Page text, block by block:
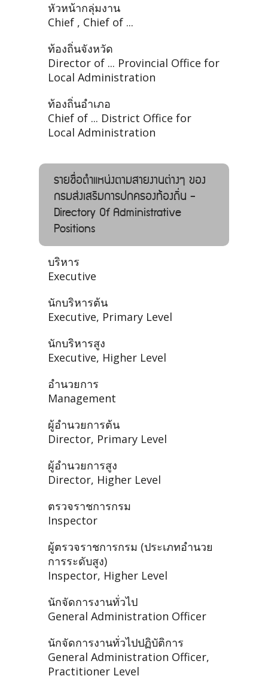
หัวหน้ากลุ่มงาน
Chief , Chief of ...
ท้องถิ่นจังหวัด
Director of ... Provincial Office for
Local Administration
ท้องถิ่นอำเภอ
Chief of ... District Office for
Local Administration
รายชื่อตำแหน่งตามสายงานต่างๆ ของ
กรมส่งเสริมการปกครองท้องถิ่น -
Directory Of Administrative
Positions
บริหาร
Executive
นักบริหารต้น
Executive, Primary Level
นักบริหารสูง
Executive, Higher Level
อำนวยการ
Management
ผู้อำนวยการต้น
Director, Primary Level
ผู้อำนวยการสูง
Director, Higher Level
ตรวจราชการกรม
Inspector
ผู้ตรวจราชการกรม (ประเภทอำนวย
การระดับสูง)
Inspector, Higher Level
นักจัดการงานทั่วไป
General Administration Officer
นักจัดการงานทั่วไปปฏิบัติการ
General Administration Officer,
Practitioner Level